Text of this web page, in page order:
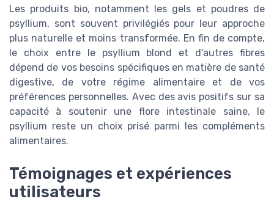
Les produits bio, notamment les gels et poudres de
psyllium, sont souvent privilégiés pour leur approche
plus naturelle et moins transformée. En fin de compte,
le choix entre le psyllium blond et d'autres fibres
dépend de vos besoins spécifiques en matière de santé
digestive, de votre régime alimentaire et de vos
préférences personnelles. Avec des avis positifs sur sa
capacité à soutenir une flore intestinale saine, le
psyllium reste un choix prisé parmi les compléments
alimentaires.
Témoignages et expériences
utilisateurs